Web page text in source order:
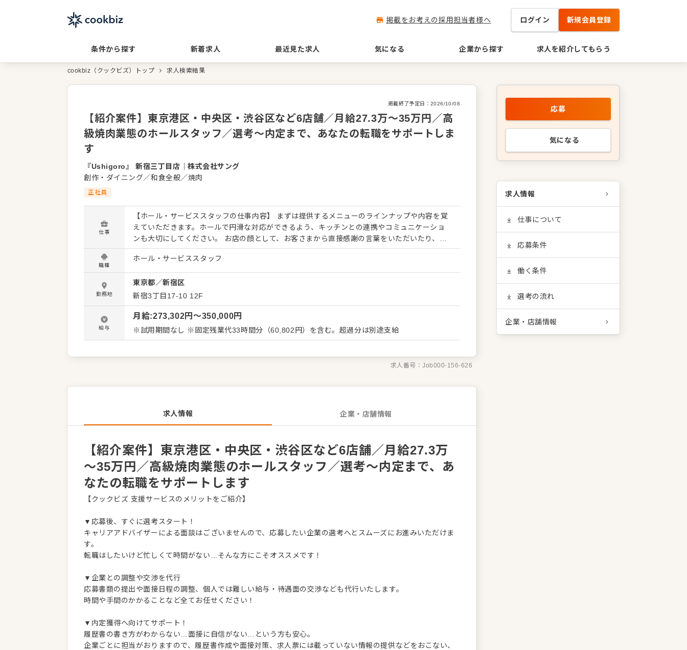
掲載をお考えの採用担当者様へ ログイン 新規会員登録
条件から探す 新着求人 最近見た求人 気になる 企業から探す 求人を紹介してもらう
cookbiz（クックビズ）トップ 求人検索結果
掲載終了予定日： 2026/10/08
【紹介案件】東京港区・中央区・渋谷区など6店舗／月給27.3万～35万円／高
級焼肉業態のホールスタッフ／選考～内定まで、あなたの転職をサポートしま
す
『Ushigoro』 新宿三丁目店 ｜株式会社サング
創作・ダイニング／和食全般／焼肉
正社員
仕事
【ホール・サービススタッフの仕事内容】 まずは提供するメニューのラインナップや内容を覚
えていただきます。ホールで円滑な対応ができるよう、キッチンとの連携やコミュニケーショ
ンも大切にしてください。 お店の顔として、お客さまから直接感謝の言葉をいただいたり、改
善要求などのご意見をいただくこともあります。内容は店舗メンバーに共有しながら、よりよ
いお店づくりを心がけてください。オペレーション改善などのアイデアも大歓迎です。 【具体
的には…】 ・お席へのご案内、オーダーテイク、レジ対応など接客全般 ・ドリンク作り、提供
・テーブルの片づけ、清掃 ・予約管理、電話対応 など 入社後はスキルに合わせた業務からお
任せしますので、徐々に仕事の幅を広げていきましょう。成長をしっかりサポートしますので、
経験に関わらず安心してスタートできる環境です。 ゆくゆくはステップアップなどもめざせま
す。
職種
ホール・サービススタッフ
勤務地
東京都／新宿区
新宿3丁目17-10 12F
給与
月給:273,302円〜350,000円
※試用期間なし ※固定残業代33時間分（60,802円）を含む。超過分は別途支給
求人番号：Job000-156-626
求人情報 企業・店舗情報
【紹介案件】東京港区・中央区・渋谷区など6店舗／月給27.3万
～35万円／高級焼肉業態のホールスタッフ／選考～内定まで、あ
なたの転職をサポートします
【クックビズ 支援サービスのメリットをご紹介】
▼応募後、すぐに選考スタート！
キャリアアドバイザーによる面談はございませんので、応募したい企業の選考へとスムーズにお進みいただけま
す。
転職はしたいけど忙しくて時間がない…そんな方にこそオススメです！
▼企業との調整や交渉を代行
応募書類の提出や面接日程の調整、個人では難しい給与・待遇面の交渉なども代行いたします。
時間や手間のかかることなど全てお任せください！
▼内定獲得へ向けてサポート！
履歴書の書き方がわからない…面接に自信がない…という方も安心。
企業ごとに担当がおりますので、履歴書作成や面接対策、求人票には載っていない情報の提供などをおこない、
応募
気になる
求人情報
仕事について
応募条件
働く条件
選考の流れ
企業・店舗情報